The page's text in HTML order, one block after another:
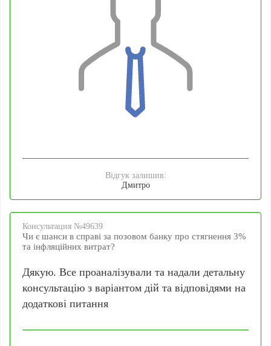
Відгук залишив:
Дмитро
Консультация №49639
Чи є шанси в справі за позовом банку про стягнення 3%
та інфляційних витрат?
Дякую. Все проаналізували та надали детальну
консультацію з варіантом дій та відповідями на
додаткові питання